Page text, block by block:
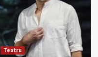
Teatru